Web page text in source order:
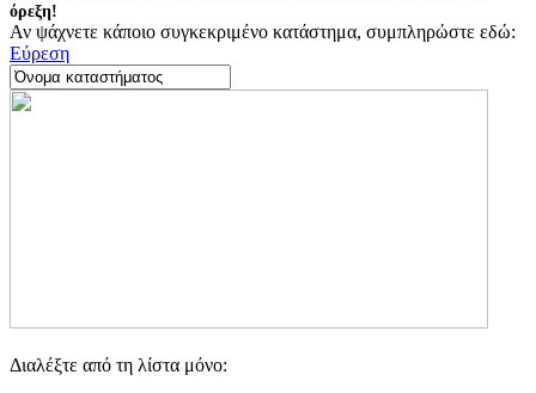
όρεξη!
Αν ψάχνετε κάποιο συγκεκριμένο κατάστημα, συμπληρώστε εδώ:
Εύρεση
Διαλέξτε από τη λίστα μόνο: